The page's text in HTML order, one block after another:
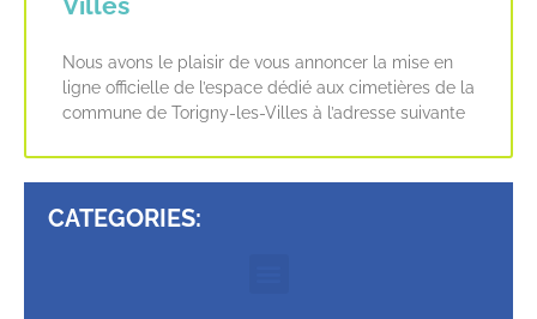
Nous avons le plaisir de vous annoncer la mise en
ligne officielle de l’espace dédié aux cimetières de la
commune de Torigny-les-Villes à l’adresse suivante
CATEGORIES: